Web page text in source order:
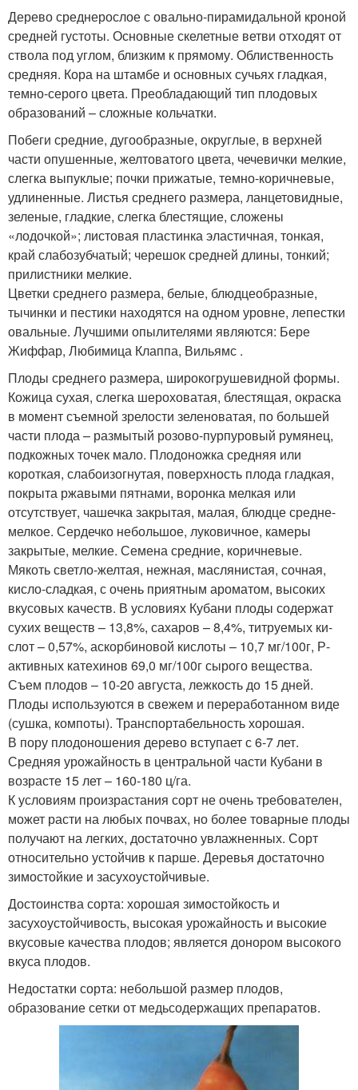
Дерево среднерослое с овально-пирамидальной кроной
средней густоты. Основные скелетные ветви отходят от
ствола под углом, близким к прямому. Облиственность
средняя. Кора на штамбе и основных сучьях гладкая,
темно-серого цвета. Преобладающий тип плодовых
образований – сложные кольчатки.
Побеги средние, дугообразные, округлые, в верхней
части опушенные, жел­товатого цвета, чечевички мелкие,
слегка выпуклые; почки прижатые, темно-коричневые,
удлиненные. Листья среднего размера, ланцетовидные,
зеленые, гладкие, слегка блестящие, сложены
«лодочкой»; листовая пластинка эластичная, тонкая,
край слабозубчатый; черешок средней длины, тонкий;
прилистники мел­кие.
Цветки среднего размера, белые, блюдцеобразные,
тычинки и пестики нахо­дятся на одном уровне, лепестки
овальные. Лучшими опылителями являются: Бере
Жиффар, Любимица Клаппа, Вильямс .
Плоды среднего размера, широкогрушевидной формы.
Кожица сухая, слегка шероховатая, блестящая, окраска
в момент съемной зрелости зеленоватая, по большей
части плода – размытый розово-пурпуровый ру­мянец,
подкожных точек мало. Плодоножка средняя или
короткая, слабоизогнутая, поверхность плода гладкая,
покрыта ржавыми пят­нами, воронка мелкая или
отсутствует, чашечка закрытая, малая, блюдце средне-
мелкое. Сер­дечко небольшое, луковичное, камеры
закрытые, мелкие. Семена средние, корич­невые.
Мякоть светло-желтая, нежная, маслянистая, соч­ная,
кисло-сладкая, с очень приятным ароматом, высоких
вкусовых качеств. В условиях Кубани плоды содержат
сухих веществ – 13,8%, сахаров – 8,4%, титруемых ки­
слот – 0,57%, аскорбиновой кислоты – 10,7 мг/100г, Р-
активных катехинов 69,0 мг/100г сырого вещества.
Съем плодов – 10-20 августа, лежкость до 15 дней.
Плоды используются в свежем и переработанном виде
(сушка, компоты). Транспортабельность хорошая.
В пору плодоношения дерево вступает с 6-7 лет.
Средняя урожайность в центральной части Кубани в
возрасте 15 лет – 160-180 ц/га.
К условиям произрастания сорт не очень требователен,
может расти на лю­бых почвах, но более товарные плоды
получают на легких, достаточно увлажнен­ных. Сорт
относительно устойчив к парше. Деревья достаточно
зимостойкие и за­сухоустойчивые.
Достоинства сорта: хорошая зимостойкость и
засухоустойчивость, высокая урожайность и высокие
вкусовые качества плодов; является донором высокого
вкуса плодов.
Недостатки сорта: небольшой размер плодов,
образование сетки от медь­содержащих препаратов.